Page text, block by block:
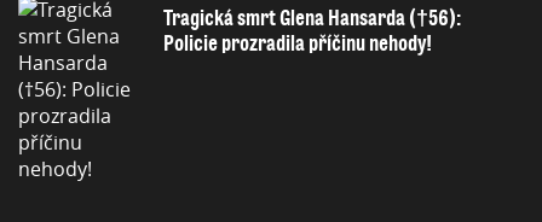
Tragická smrt Glena Hansarda (†56):
Policie prozradila příčinu nehody!